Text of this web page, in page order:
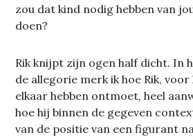
zou dat kind nodig hebben van
doen?
Rik knijpt zijn ogen half dicht. In
de allegorie merk ik hoe Rik,
elkaar hebben ontmoet, heel
hoe hij binnen de gegeven
van de positie van een figurant